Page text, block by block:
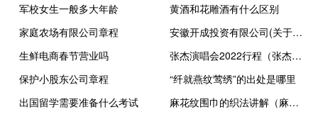
军校女生一般多大年龄
黄酒和花雕酒有什么区别
家庭农场有限公司章程
安徽开成投资有限公司(关于安徽开成投资有限公司简述)
生鲜电商春节营业吗
张杰演唱会2022行程（张杰免费演唱会）
保护小股东公司章程
“纤就燕纹莺绣”的出处是哪里
出国留学需要准备什么考试
麻花纹围巾的织法讲解（麻花围巾的织法图解）